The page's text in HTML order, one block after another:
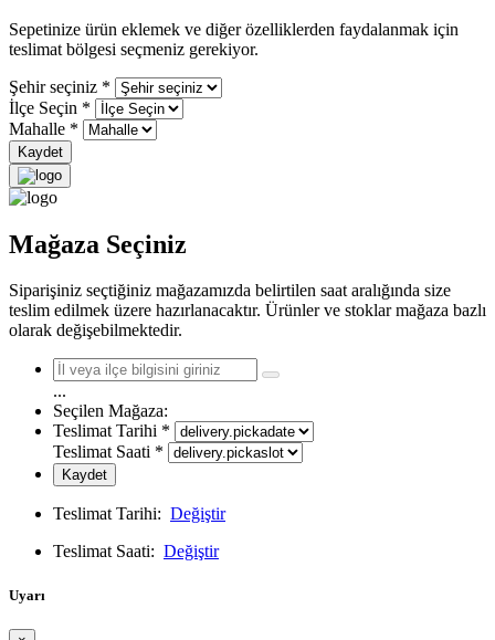
Sepetinize ürün eklemek ve diğer özelliklerden faydalanmak için
teslimat bölgesi seçmeniz gerekiyor.
Şehir seçiniz *
İlçe Seçin *
Mahalle *
Kaydet
Mağaza Seçiniz
Siparişiniz seçtiğiniz mağazamızda belirtilen saat aralığında size
teslim edilmek üzere hazırlanacaktır. Ürünler ve stoklar mağaza bazlı
olarak değişebilmektedir.
...
Seçilen Mağaza:
Teslimat Tarihi *
Teslimat Saati *
Kaydet
Teslimat Tarihi: Değiştir
Teslimat Saati: Değiştir
Uyarı